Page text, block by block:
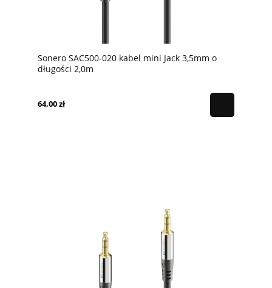
Sonero SAC500-020 kabel mini Jack 3,5mm o
długości 2,0m
64,00 zł